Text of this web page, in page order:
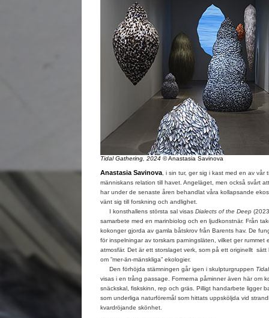
Tidal Gathering, 2024 © Anastasia Savinova
Anastasia Savinova, i sin tur, ger sig i kast med en av vår
människans relation till havet. Angeläget, men också svårt
har under de senaste åren behandlat våra kollapsande
vänt sig till forskning och andlighet.
I konsthallens största sal visas Dialects of the Deep
samarbete med en marinbiolog och en ljudkonstnär. Från
kokonger gjorda av gamla båtskrov från Barents hav. De
för inspelningar av torskars parningsläten, vilket ger rummet
atmosfär. Det är ett storslaget verk, som på ett originellt
om ”mer-än-mänskliga” ekologier.
Den förhöjda stämningen går igen i skulpturgruppen
visas i en trång passage. Formerna påminner även här om
snäckskal, fiskskinn, rep och gräs. Pilligt handarbete ligger
som underliga naturföremål som hittats uppsköljda vid
kvardröjande skönhet.